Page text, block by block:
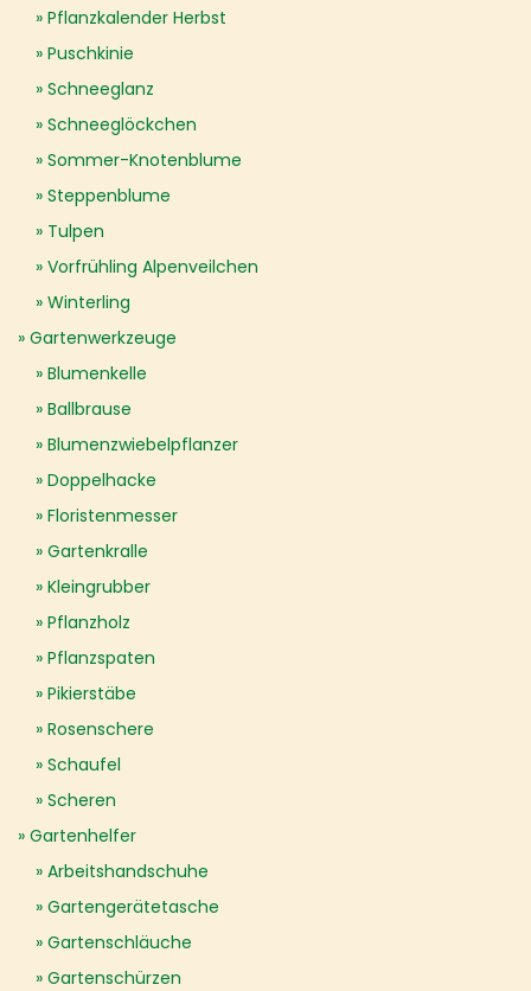
Pflanzkalender Herbst
Puschkinie
Schneeglanz
Schneeglöckchen
Sommer-Knotenblume
Steppenblume
Tulpen
Vorfrühling Alpenveilchen
Winterling
Gartenwerkzeuge
Blumenkelle
Ballbrause
Blumenzwiebelpflanzer
Doppelhacke
Floristenmesser
Gartenkralle
Kleingrubber
Pflanzholz
Pflanzspaten
Pikierstäbe
Rosenschere
Schaufel
Scheren
Gartenhelfer
Arbeitshandschuhe
Gartengerätetasche
Gartenschläuche
Gartenschürzen